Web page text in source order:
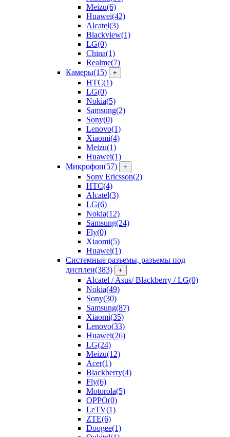
Meizu(6)
Huawei(42)
Alcatel(3)
Blackview(1)
LG(0)
China(1)
Realme(7)
Камеры(15) +
HTC(1)
LG(0)
Nokia(5)
Samsung(2)
Sony(0)
Lenovo(1)
Xiaomi(4)
Meizu(1)
Huawei(1)
Микрофон(57) +
Sony Ericsson(2)
HTC(4)
Alcatel(3)
LG(6)
Nokia(12)
Samsung(24)
Fly(0)
Xiaomi(5)
Huawei(1)
Системные разъемы, разъемы под
дисплеи(383) +
Alcatel / Asus/ Blackberry / LG(0)
Nokia(49)
Sony(30)
Samsung(87)
Xiaomi(35)
Lenovo(33)
Huawei(26)
LG(24)
Meizu(12)
Acer(1)
Blackberry(4)
Fly(6)
Motorola(5)
OPPO(0)
LeTV(1)
ZTE(6)
Doogee(1)